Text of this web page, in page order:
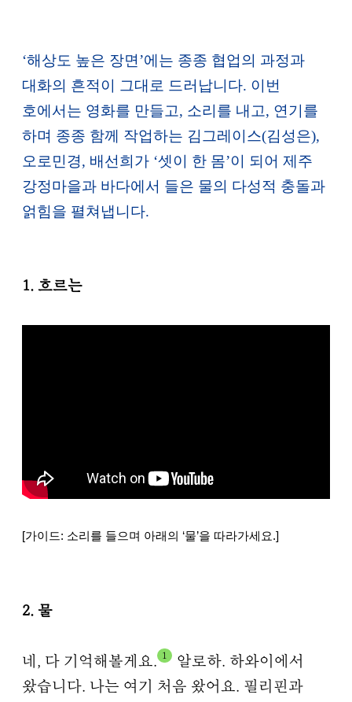
‘해상도 높은 장면’에는 종종 협업의 과정과
대화의 흔적이 그대로 드러납니다. 이번
호에서는 영화를 만들고, 소리를 내고, 연기를
하며 종종 함께 작업하는 김그레이스(김성은),
오로민경, 배선희가 ‘셋이 한 몸’이 되어 제주
강정마을과 바다에서 들은 물의 다성적 충돌과
얽힘을 펼쳐냅니다.
1. 흐르는
[가이드: 소리를 들으며 아래의 ‘물’을 따라가세요.]
2. 물
네, 다 기억해볼게요. 1
알로하. 하와이에서
왔습니다. 나는 여기 처음 왔어요. 필리핀과